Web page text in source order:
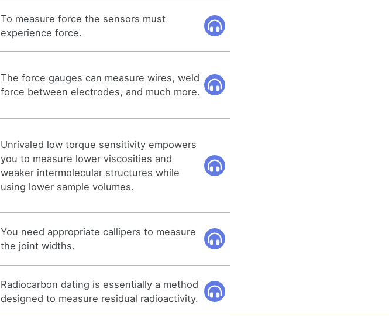
To measure force the sensors must
experience force.
The force gauges can measure wires, weld
force between electrodes, and much more.
Unrivaled low torque sensitivity empowers
you to measure lower viscosities and
weaker intermolecular structures while
using lower sample volumes.
You need appropriate callipers to measure
the joint widths.
Radiocarbon dating is essentially a method
designed to measure residual radioactivity.